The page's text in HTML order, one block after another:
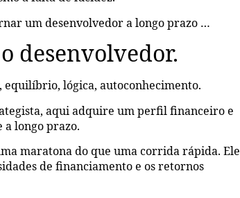
um desenvolvedor a longo prazo …
desenvolvedor.
equilíbrio, lógica, autoconhecimento.
aqui adquire um perfil financeiro e
longo prazo.
maratona do que uma corrida rápida. Ele
de financiamento e os retornos